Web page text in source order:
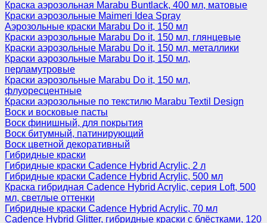
Краска аэрозольная Marabu Buntlack, 400 мл, матовые
Краски аэрозольные Maimeri Idea Spray
Аэрозольные краски Marabu Do it, 150 мл
Краски аэрозольные Marabu Do it, 150 мл, глянцевые
Краски аэрозольные Marabu Do it, 150 мл, металлики
Краски аэрозольные Marabu Do it, 150 мл,
перламутровые
Краски аэрозольные Marabu Do it, 150 мл,
флуоресцентные
Краски аэрозольные по текстилю Marabu Textil Design
Воск и восковые пасты
Воск финишный, для покрытия
Воск битумный, патинирующий
Воск цветной декоративный
Гибридные краски
Гибридные краски Cadence Hybrid Acrylic, 2 л
Гибридные краски Cadence Hybrid Acrylic, 500 мл
Краска гибридная Cadence Hybrid Acrylic, серия Loft, 500
мл, светлые оттенки
Гибридные краски Cadence Hybrid Acrylic, 70 мл
Cadence Hybrid Glitter, гибридные краски с блёстками, 120